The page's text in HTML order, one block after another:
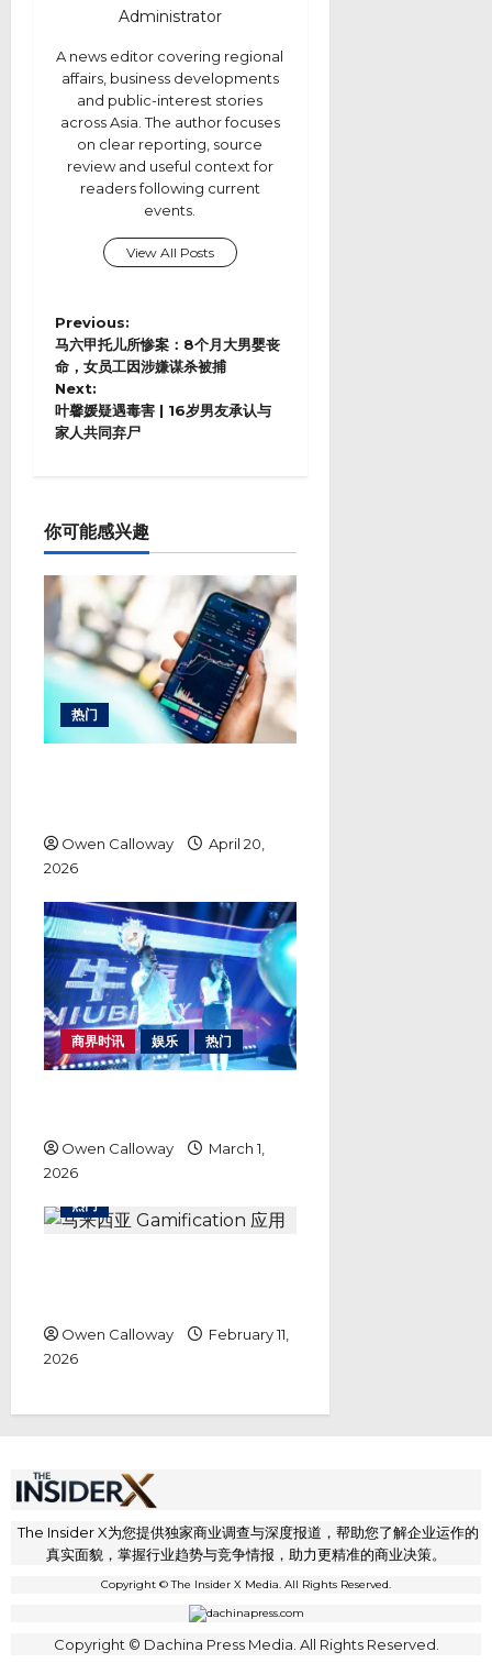
Administrator
A news editor covering regional
affairs, business developments
and public-interest stories
across Asia. The author focuses
on clear reporting, source
review and useful context for
readers following current
events.
View All Posts
P
o
s
t
n
a
a
t
i
o
n
Previous:
马六甲托儿所惨案：8个月大男婴丧
命，女员工因涉嫌谋杀被捕
Next:
叶馨媛疑遇毒害 | 16岁男友承认与
家人共同弃尸
你可能感兴趣
热门
Owen Calloway
April 20,
2026
商界时讯 娱乐 热门
Owen Calloway
March 1,
2026
热门
Owen Calloway
February 11,
2026
The Insider X为您提供独家商业调查与深度报道，帮助您了解企业运作的
真实面貌，掌握行业趋势与竞争情报，助力更精准的商业决策。
Copyright © The Insider X Media. All Rights Reserved.
Copyright © Dachina Press Media. All Rights Reserved.